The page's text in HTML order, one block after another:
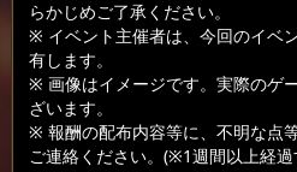
らかじめご了承ください。
※ イベント主催者は、今回のイベ
有します。
※ 画像はイメージです。実際のゲ
ざいます。
※ 報酬の配布内容等に、不明な点
ご連絡ください。(※1週間以上経